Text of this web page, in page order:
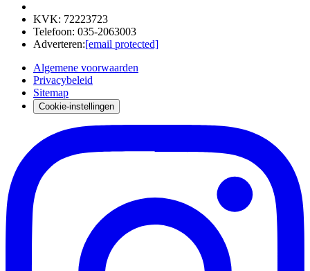
KVK: 72223723
Telefoon: 035-2063003
Adverteren:[email protected]
Algemene voorwaarden
Privacybeleid
Sitemap
Cookie-instellingen